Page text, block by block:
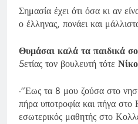
Σημασία έχει ότι όσα κι αν
ο έλληνας, πονάει και
Θυμάσαι καλά τα παιδικά
5ετίας τον βουλευτή τότε
-‘’Εως τα 8 μου ζούσα στο
πήρα υποτροφία και πήγα
εσωτερικός μαθητής στο